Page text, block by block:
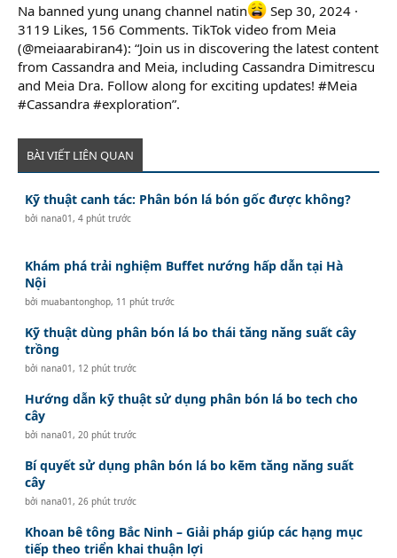
Na banned yung unang channel natin
Sep 30, 2024 ·
3119 Likes, 156 Comments. TikTok video from Meia
(@meiaarabiran4): “Join us in discovering the latest content
from Cassandra and Meia, including Cassandra Dimitrescu
and Meia Dra. Follow along for exciting updates! #Meia
#Cassandra #exploration”.
BÀI VIẾT LIÊN QUAN
Kỹ thuật canh tác: Phân bón lá bón gốc được không?
bởinana01 ,4 phút trước
Khám phá trải nghiệm Buffet nướng hấp dẫn tại Hà
Nội
bởimuabantonghop, 11 phút trước
Kỹ thuật dùng phân bón lá bo thái tăng năng suất cây
trồng
bởinana01 , 12 phút trước
Hướng dẫn kỹ thuật sử dụng phân bón lá bo tech cho
cây
bởinana01 , 20 phút trước
Bí quyết sử dụng phân bón lá bo kẽm tăng năng suất
cây
bởinana01 , 26 phút trước
Khoan bê tông Bắc Ninh – Giải pháp giúp các hạng mục
tiếp theo triển khai thuận lợi